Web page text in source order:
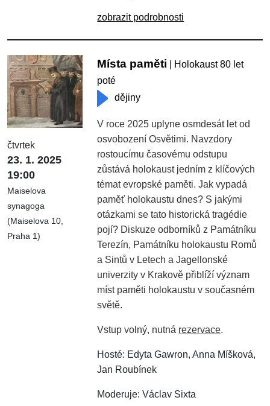
zobrazit podrobnosti
čtvrtek
23. 1. 2025
19:00
Maiselova
synagoga
(Maiselova 10,
Praha 1)
Místa paměti | Holokaust 80 let
poté
dějiny
V roce 2025 uplyne osmdesát let od
osvobození Osvětimi. Navzdory
rostoucímu časovému odstupu
zůstává holokaust jedním z klíčových
témat evropské paměti. Jak vypadá
paměť holokaustu dnes? S jakými
otázkami se tato historická tragédie
pojí? Diskuze odborníků z Památníku
Terezín, Památníku holokaustu Romů
a Sintů v Letech a Jagellonské
univerzity v Krakově přiblíží význam
míst paměti holokaustu v současném
světě.
Vstup volný, nutná rezervace.
Hosté: Edyta Gawron, Anna Míšková,
Jan Roubínek
Moderuje: Václav Sixta